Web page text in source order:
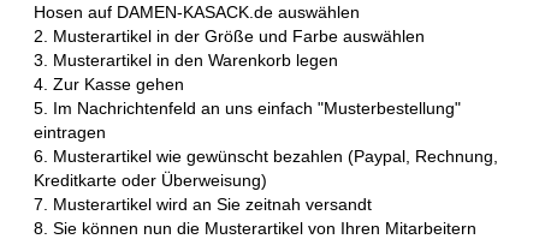
Hosen auf DAMEN-KASACK.de auswählen
2. Musterartikel in der Größe und Farbe auswählen
3. Musterartikel in den Warenkorb legen
4. Zur Kasse gehen
5. Im Nachrichtenfeld an uns einfach "Musterbestellung"
eintragen
6. Musterartikel wie gewünscht bezahlen (Paypal, Rechnung,
Kreditkarte oder Überweisung)
7. Musterartikel wird an Sie zeitnah versandt
8. Sie können nun die Musterartikel von Ihren Mitarbeitern